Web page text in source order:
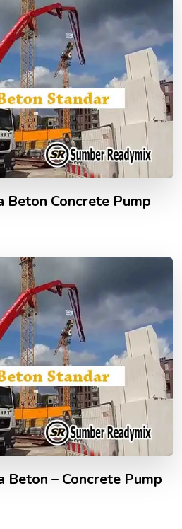
Beton Concrete Pump
Beton – Concrete Pump